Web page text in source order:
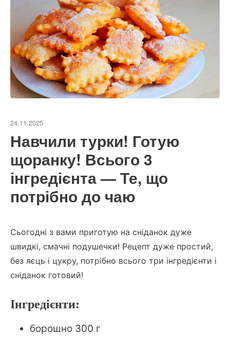
24.11.2025
Навчили турки! Готую
щоранку! Всього 3
інгредієнта — Те, що
потрібно до чаю
Сьогодні з вами приготую на сніданок дуже
швидкі, смачні подушечки! Рецепт дуже простий,
без яєць і цукру, потрібно всього три інгредієнти і
сніданок готовий!
Інгредієнти:
борошно 300 г